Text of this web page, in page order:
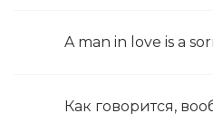
A man in love is a
Как говорится,